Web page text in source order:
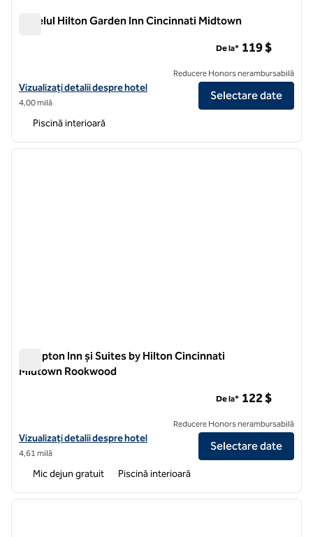
Hotelul Hilton Garden Inn Cincinnati Midtown
Vizualizați detaliile hotelului Hilton Garden Inn Cincinnati Midtown
Vizualizați detalii despre hotel
4,00 milă
De la* 119 $
Reducere Honors nerambursabilă
Selectare date
Piscină interioară
1 din 12
Hampton Inn și Suites by Hilton Cincinnati
Midtown Rookwood
Vizualizați detaliile hotelului pentru Hampton Inn and Suites by
Vizualizați detalii despre hotel
4,61 milă
De la* 122 $
Reducere Honors nerambursabilă
Selectare date
Mic dejun gratuit Piscină interioară
1 din 12